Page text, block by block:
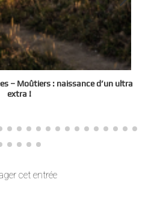
– Moûtiers : naissance d’un ultra
extra !
cet entrée